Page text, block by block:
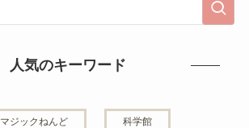
人気のキーワード
マジックねんど 科学館